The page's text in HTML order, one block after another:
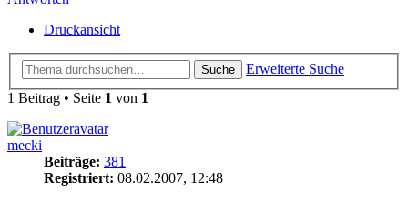
Druckansicht
Suche
Erweiterte Suche
1 Beitrag • Seite 1 von 1
mecki
Beiträge: 381
Registriert: 08.02.2007, 12:48